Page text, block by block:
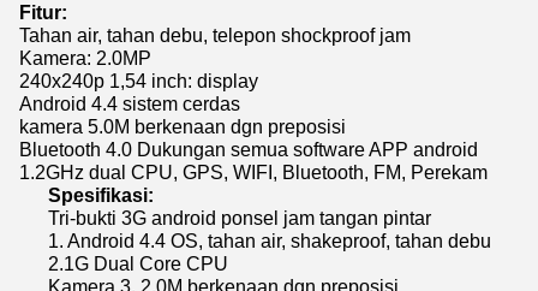
Fitur:
Tahan air, tahan debu, telepon shockproof jam
Kamera: 2.0MP
240x240p 1,54 inch: display
Android 4.4 sistem cerdas
kamera 5.0M berkenaan dgn preposisi
Bluetooth 4.0 Dukungan semua software APP android
1.2GHz dual CPU, GPS, WIFI, Bluetooth, FM, Perekam
Spesifikasi:
Tri-bukti 3G android ponsel jam tangan pintar
1. Android 4.4 OS, tahan air, shakeproof, tahan debu
2.1G Dual Core CPU
Kamera 3. 2.0M berkenaan dgn preposisi